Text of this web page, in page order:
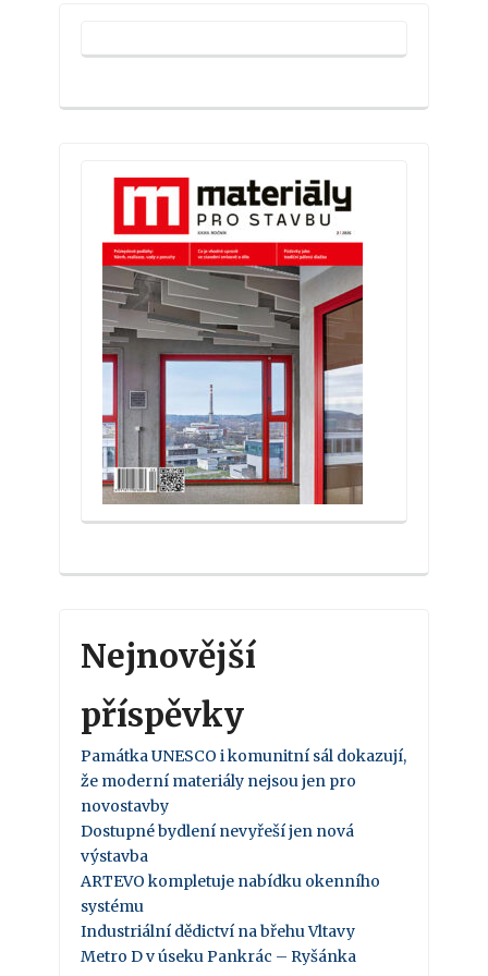
Nejnovější
příspěvky
Památka UNESCO i komunitní sál dokazují,
že moderní materiály nejsou jen pro
novostavby
Dostupné bydlení nevyřeší jen nová
výstavba
ARTEVO kompletuje nabídku okenního
systému
Industriální dědictví na břehu Vltavy
Metro D v úseku Pankrác – Ryšánka